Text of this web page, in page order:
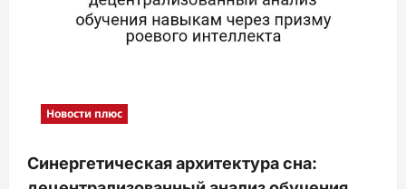
Новости плюс
Синергетическая архитектура сна: